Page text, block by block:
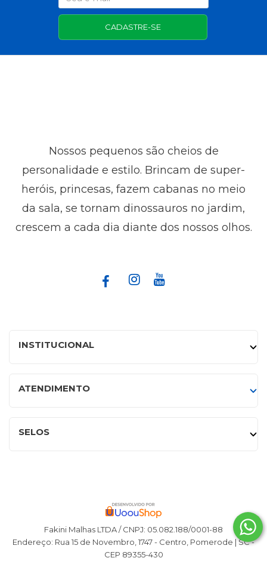
CADASTRE-SE
Nossos pequenos são cheios de
personalidade e estilo. Brincam de super-
heróis, princesas, fazem cabanas no meio
da sala, se tornam dinossauros no jardim,
crescem a cada dia diante dos nossos olhos.
INSTITUCIONAL
ATENDIMENTO
SELOS
Fakini Malhas LTDA / CNPJ: 05.082.188/0001-88
Endereço: Rua 15 de Novembro, 1747 - Centro, Pomerode | SC -
CEP 89355-430